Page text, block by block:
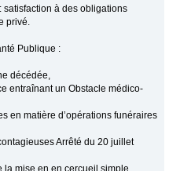
satisfaction à des obligations
privé.
Publique :
décédée,
entraînant un Obstacle médico-
en matière d’opérations funéraires
Arrêté du 20 juillet
mise en en cercueil simple